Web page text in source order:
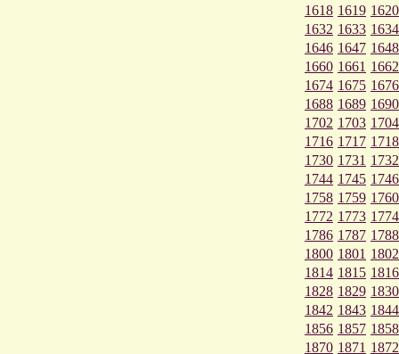
1618 1619 1620
1632 1633 1634
1646 1647 1648
1660 1661 1662
1674 1675 1676
1688 1689 1690
1702 1703 1704
1716 1717 1718
1730 1731 1732
1744 1745 1746
1758 1759 1760
1772 1773 1774
1786 1787 1788
1800 1801 1802
1814 1815 1816
1828 1829 1830
1842 1843 1844
1856 1857 1858
1870 1871 1872